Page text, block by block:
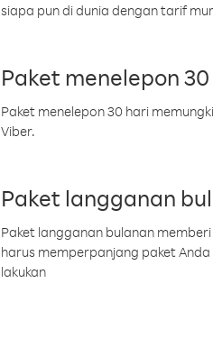
siapa pun di dunia dengan tarif
Paket menelepon
Paket menelepon 30 hari
Viber.
Paket langganan
Paket langganan bulanan
harus memperpanjang paket
lakukan